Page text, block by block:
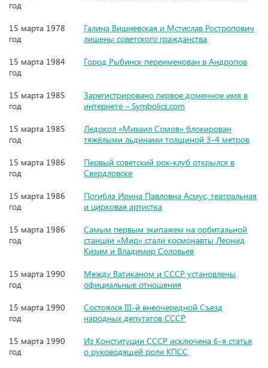
год
15 марта 1978
год
Галина Вишневская и Мстислав Ростропович
лишены советского гражданства
15 марта 1984
год
Город Рыбинск переименован в Андропов
15 марта 1985
год
Зарегистрировано первое доменное имя в
интернете – Symbolics.com
15 марта 1985
год
Ледокол «Михаил Сомов» блокирован
тяжёлыми льдинами толщиной 3-4 метров
15 марта 1986
год
Первый советский рок-клуб открылся в
Свердловске
15 марта 1986
год
Погибла Ирина Павловна Асмус, театральная
и цирковая артистка
15 марта 1986
год
Самым первым экипажем на орбитальной
станции «Мир» стали космонавты Леонид
Кизим и Владимир Соловьев
15 марта 1990
год
Между Ватиканом и СССР установлены
официальные отношения
15 марта 1990
год
Состоялся III-й внеочередной Съезд
народных депутатов СССР
15 марта 1990
год
Из Конституции СССР исключена 6-я статья
о руководящей роли КПСС